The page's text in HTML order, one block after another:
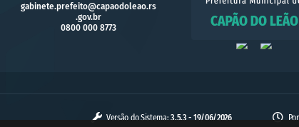
gabinete.prefeito@capaodoleao.rs
.gov.br
0800 000 8773
Versão do Sistema:3.5.3 - 19/06/2026